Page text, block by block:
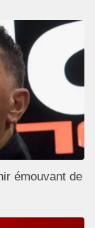
émouvant de